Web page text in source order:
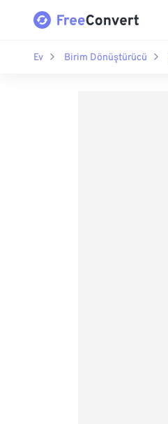
Ev Birim Dönüştürücü